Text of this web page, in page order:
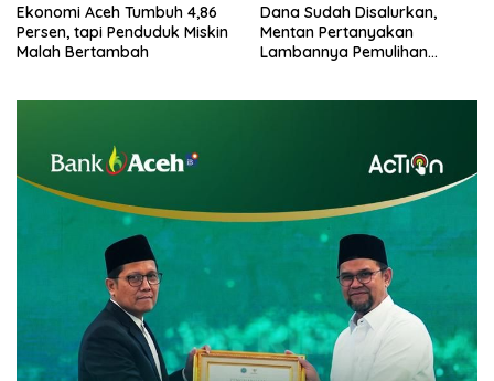
Ekonomi Aceh Tumbuh 4,86
Persen, tapi Penduduk Miskin
Malah Bertambah
Dana Sudah Disalurkan,
Mentan Pertanyakan
Lambannya Pemulihan